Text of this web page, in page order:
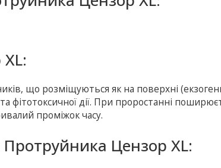
що розміщуються як на поверхні
фітотоксичної дії. При проростанні
проміжок часу.
Цензор XL: